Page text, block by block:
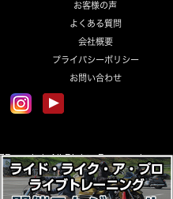
お客様の声
よくある質問
会社概要
プライバシーポリシー
お問い合わせ
co.,ltd. All Rights Reserved.